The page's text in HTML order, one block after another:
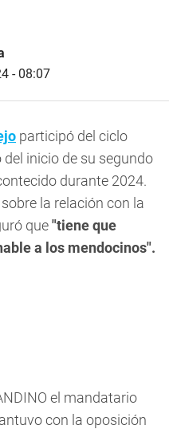
- 08:07
participó del ciclo
del inicio de su segundo
durante 2024.
la relación con la
que"tiene que
a los mendocinos".
el mandatario
con la oposición